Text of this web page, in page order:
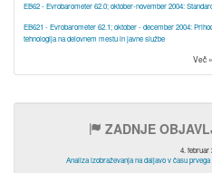
EB62 - Evrobarometer 62.0; oktober-november 2004:
EB621 - Evrobarometer 62.1; oktober - december 2004:
tehnologija na delovnem mestu in javne službe
Več »
ZADNJE
4. februar
Analiza izobraževanja na daljavo v času